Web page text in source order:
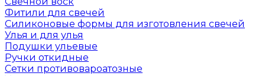
Фитили для свечей
Силиконовые формы для изготовления свечей
Улья и для улья
Подушки ульевые
Ручки откидные
Сетки противовароатозные